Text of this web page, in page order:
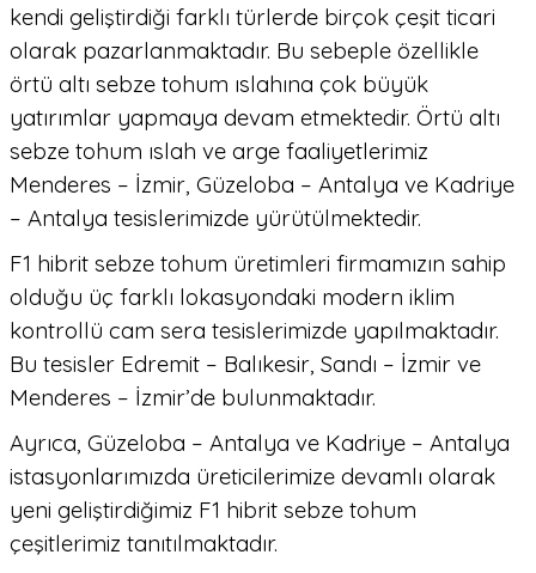
kendi geliştirdiği farklı türlerde birçok çeşit ticari
olarak pazarlanmaktadır. Bu sebeple özellikle
örtü altı sebze tohum ıslahına çok büyük
yatırımlar yapmaya devam etmektedir. Örtü altı
sebze tohum ıslah ve arge faaliyetlerimiz
Menderes – İzmir, Güzeloba – Antalya ve Kadriye
– Antalya tesislerimizde yürütülmektedir.
F1 hibrit sebze tohum üretimleri firmamızın sahip
olduğu üç farklı lokasyondaki modern iklim
kontrollü cam sera tesislerimizde yapılmaktadır.
Bu tesisler Edremit – Balıkesir, Sandı – İzmir ve
Menderes – İzmir’de bulunmaktadır.
Ayrıca, Güzeloba – Antalya ve Kadriye – Antalya
istasyonlarımızda üreticilerimize devamlı olarak
yeni geliştirdiğimiz F1 hibrit sebze tohum
çeşitlerimiz tanıtılmaktadır.